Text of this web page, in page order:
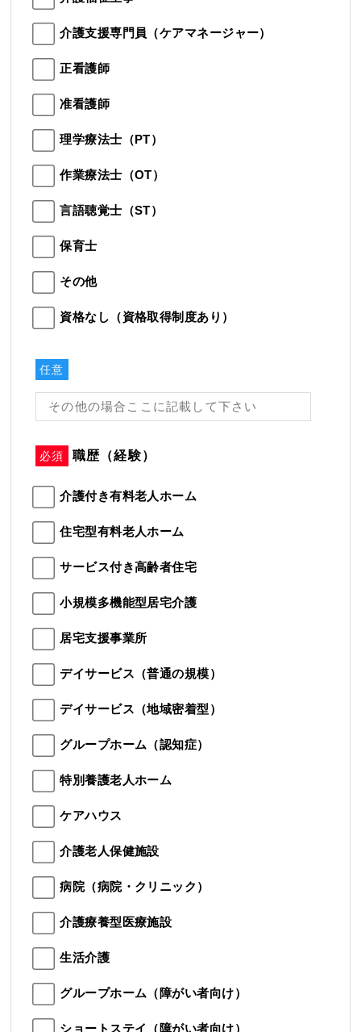
介護支援専門員（ケアマネージャー）
正看護師
准看護師
理学療法士（PT）
作業療法士（OT）
言語聴覚士（ST）
保育士
その他
資格なし（資格取得制度あり）
任意
必須 職歴（経験）
介護付き有料老人ホーム
住宅型有料老人ホーム
サービス付き高齢者住宅
小規模多機能型居宅介護
居宅支援事業所
デイサービス（普通の規模）
デイサービス（地域密着型）
グループホーム（認知症）
特別養護老人ホーム
ケアハウス
介護老人保健施設
病院（病院・クリニック）
介護療養型医療施設
生活介護
グループホーム（障がい者向け）
ショートステイ（障がい者向け）